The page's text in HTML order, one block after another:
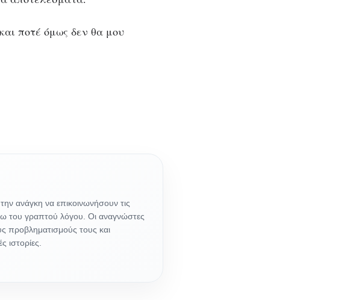
ποτέ όμως δεν θα μου
ανάγκη να επικοινωνήσουν τις
του γραπτού λόγου. Οι αναγνώστες
προβληματισμούς τους και
ιστορίες.